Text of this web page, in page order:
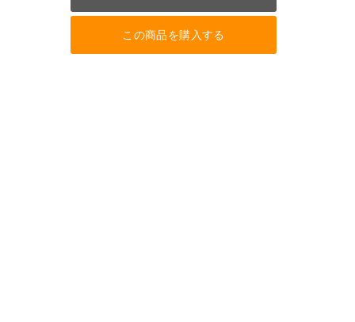
この商品を購入する